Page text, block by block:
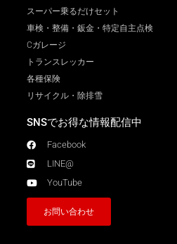
スーパー乗るだけセット
車検・整備・鈑金・特定自主点検
Cガレージ
トランスレッカー
各種保険
リサイクル・除排雪
SNSでお得な情報配信中
Facebook
LINE@
YouTube
お問い合わせ